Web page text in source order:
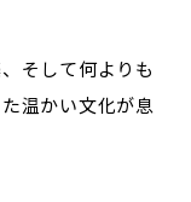
そして何よりも
温かい文化が息